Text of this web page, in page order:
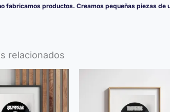
fabricamos productos. Creamos pequeñas piezas de
relacionados